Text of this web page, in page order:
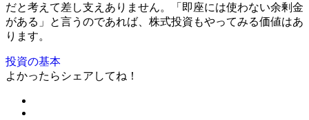
だと考えて差し支えありません。「即座には使わない余剰金
がある」と言うのであれば、株式投資もやってみる価値はあ
ります。
投資の基本
よかったらシェアしてね！